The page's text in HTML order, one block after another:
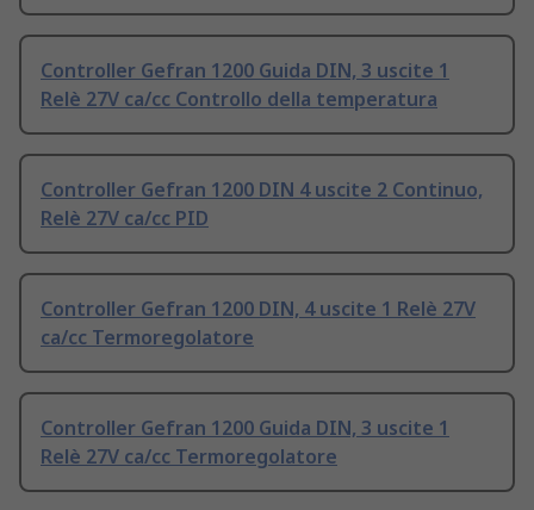
Controller Gefran 1200 Guida DIN, 3 uscite 1
Relè 27V ca/cc Controllo della temperatura
Controller Gefran 1200 DIN 4 uscite 2 Continuo,
Relè 27V ca/cc PID
Controller Gefran 1200 DIN, 4 uscite 1 Relè 27V
ca/cc Termoregolatore
Controller Gefran 1200 Guida DIN, 3 uscite 1
Relè 27V ca/cc Termoregolatore